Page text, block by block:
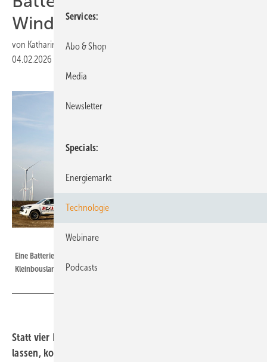
Windpark
von Katharina Wolf
04.02.2026
Eine Batterieeinheit und ein Stromaggregat sorgen im Windpark
Kleinbouslar bei Erkelenz für die Ersatzstromversorgung.
Statt vier Dieselaggregate im Dauerbetrieb laufen zu
lassen, kommt im Windpark Kleinbouslar eine Hybrid-
Services
Abo & Shop
Media
Newsletter
Specials
Energiemarkt
Technologie
Webinare
Podcasts